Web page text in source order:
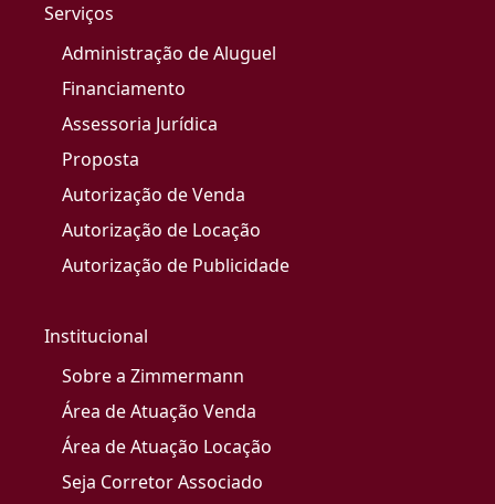
Serviços
Administração de Aluguel
Financiamento
Assessoria Jurídica
Proposta
Autorização de Venda
Autorização de Locação
Autorização de Publicidade
Institucional
Sobre a Zimmermann
Área de Atuação Venda
Área de Atuação Locação
Seja Corretor Associado